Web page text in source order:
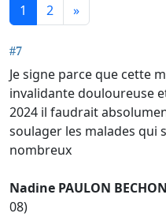
1 2 »
#7
Je signe parce que cette
invalidante douloureuse
2024 il faudrait
soulager les malades qui
nombreux
Nadine PAULON BECHON
08)